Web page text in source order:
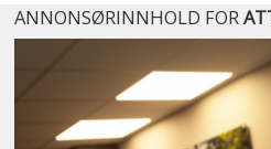
ANNONSØRINNHOLD FOR